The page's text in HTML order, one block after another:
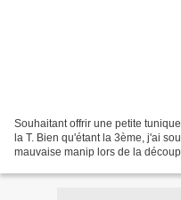
Souhaitant offrir une petite
la T. Bien qu'étant la 3ème, j'ai
mauvaise manip lors de la